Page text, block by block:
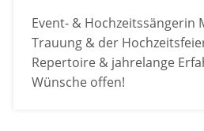
Event- & Hochzeitssängerin
Trauung & der
Repertoire & jahrelange
Wünsche offen!